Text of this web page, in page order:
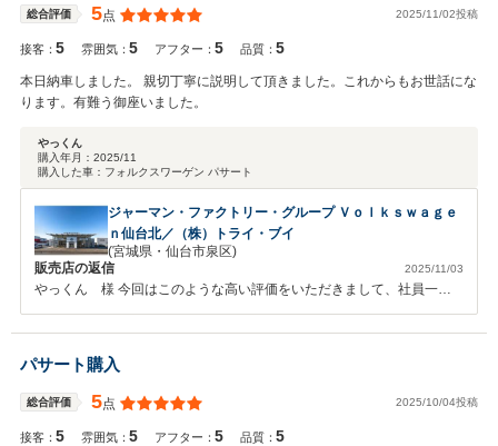
総合評価 5点 2025/11/02投稿
接客：5 雰囲気：5 アフター：5 品質：5
本日納車しました。 親切丁寧に説明して頂きました。これからもお世話にな
ります。有難う御座いました。
やっくん
購入年月： 2025/11
購入した車： フォルクスワーゲン パサート
ジャーマン・ファクトリー・グループ Ｖｏｌｋｓｗａｇｅ
ｎ仙台北／（株）トライ・ブイ
(宮城県・仙台市泉区)
販売店の返信
2025/11/03
やっくん 様 今回はこのような高い評価をいただきまして、社員一同
心から感謝しております。 最新のお車になりますので、操作方法など
でわからないことがあればお気軽にご連絡くださいませ。 今後とも、
どうぞ宜しくお願い致します。
パサート購入
総合評価 5点 2025/10/04投稿
接客：5 雰囲気：5 アフター：5 品質：5